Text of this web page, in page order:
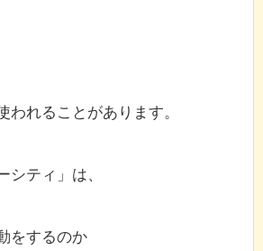
われることがあります。
シティ」は、
をするのか